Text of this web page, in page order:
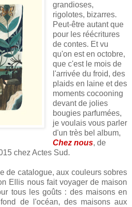
grandioses,
rigolotes, bizarres.
Peut-être autant que
pour les réécritures
de contes. Et vu
qu'on est en octobre,
que c'est le mois de
l'arrivée du froid, des
plaids en laine et des
moments cocooning
devant de jolies
bougies parfumées,
je voulais vous parler
d'un très bel album,
Chez nous, de
chez Actes Sud.
de catalogue, aux couleurs sobres
Ellis nous fait voyager de maison
tous les goûts : des maisons en
de l'océan, des maisons aux